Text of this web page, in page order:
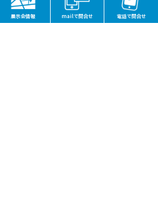
展示会情報 mailで問合せ 電話で問合せ